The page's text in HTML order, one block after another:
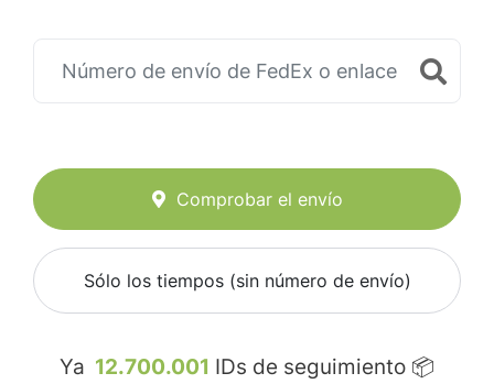
Comprobar el envío
Sólo los tiempos (sin número de envío)
Ya 12.700.001 IDs de seguimiento 📦